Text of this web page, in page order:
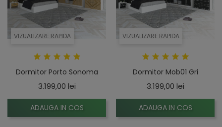
VIZUALIZARE RAPIDA
Dormitor Porto Sonoma
3.199,00 leiPret
ADAUGA IN COS
VIZUALIZARE RAPIDA
Dormitor Mob01 Gri
3.199,00 leiPret
ADAUGA IN COS